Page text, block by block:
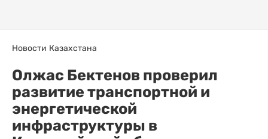
Новости Казахстана
Олжас Бектенов проверил
развитие транспортной и
энергетической
инфраструктуры в